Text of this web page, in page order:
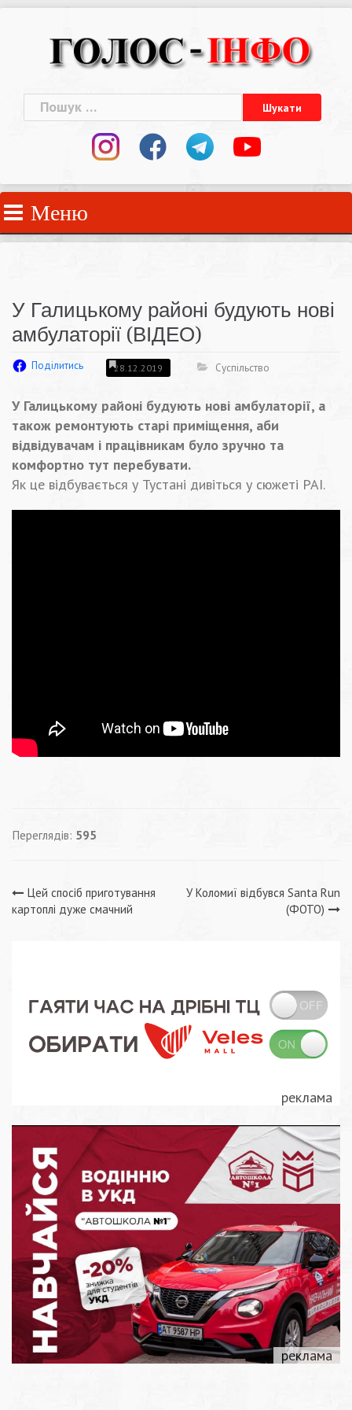
Пошук:
Меню
У Галицькому районі будують нові
амбулаторії (ВІДЕО)
Поділитись 28.12.2019 Суспільство
У Галицькому районі будують нові амбулаторії, а
також ремонтують старі приміщення, аби
відвідувачам і працівникам було зручно та
комфортно тут перебувати.
Як це відбувається у Тустані дивіться у сюжеті РАІ.
Переглядів: 595
Навігація
Цей спосіб приготування
картоплі дуже смачний
У Коломиї відбувся Santa Run
(ФОТО)